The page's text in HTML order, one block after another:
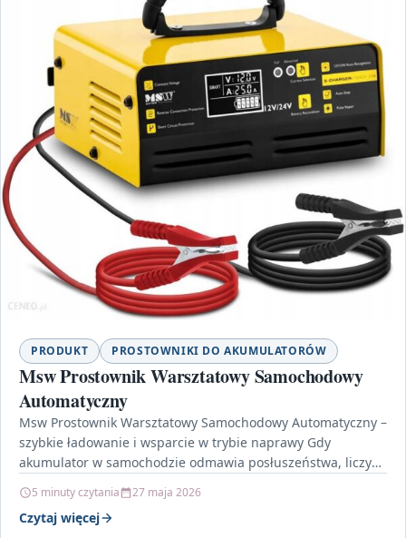
PRODUKT PROSTOWNIKI DO AKUMULATORÓW
Msw Prostownik Warsztatowy Samochodowy
Automatyczny
Msw Prostownik Warsztatowy Samochodowy Automatyczny –
szybkie ładowanie i wsparcie w trybie naprawy Gdy
akumulator w samochodzie odmawia posłuszeństwa, liczy
5 minuty czytania 27 maja 2026
Czytaj więcej